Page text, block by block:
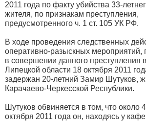
2011 года по факту убийства 33-
жителя, по признакам преступления,
предусмотренного ч. 1 ст. 105 УК РФ.
В ходе проведения следственных
оперативно-разыскных мероприятий,
в совершении данного преступления
Липецкой области 18 октября 2011
задержан 20-летний Замир Шутуков,
Карачаево-Черкесской Республики.
Шутуков обвиняется в том, что около
октября 2011 года он, находясь у